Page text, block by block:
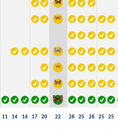
11 14 14 17 20 22 26 25 26 25 25